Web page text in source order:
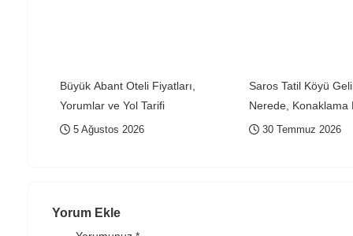
Büyük Abant Oteli Fiyatları,
Yorumlar ve Yol Tarifi
5 Ağustos 2026
Saros Tatil Köyü
Nerede, Konaklama
Yorumlar ve Satılık
30 Temmuz 2026
Yorum Ekle